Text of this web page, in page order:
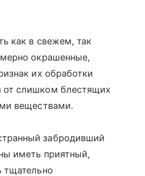
как в свежем, так
окрашенные,
их обработки
от слишком блестящих
веществами.
забродивший
иметь приятный,
тщательно